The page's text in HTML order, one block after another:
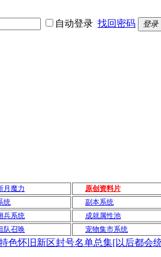
自动登录 找回密码 登录
月魔力 原创资料片
统 副本系统
兵系统 成就属性池
队召唤 宠物集市系统
色怀旧新区封号名单总集[以后都会